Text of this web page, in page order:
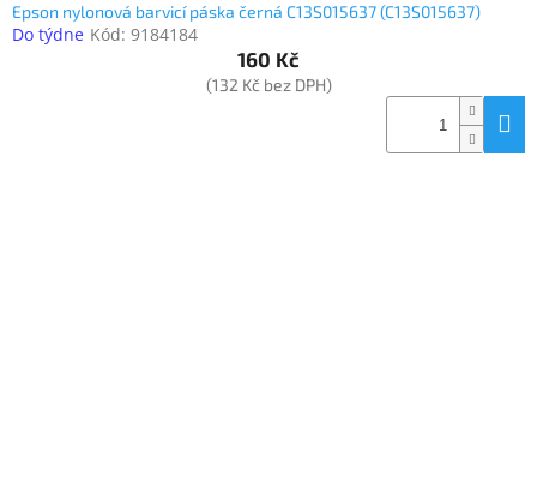
Epson nylonová barvicí páska černá C13S015637 (C13S015637)
Do týdne Kód: 9184184
160 Kč
(132 Kč bez DPH)